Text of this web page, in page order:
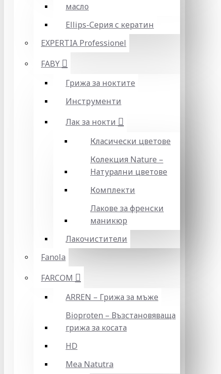
масло
Ellips-Серия с кератин
EXPERTIA Professionel
FABY
Грижа за ноктите
Инструменти
Лак за нокти
Класически цветове
Колекция Nature –
Натурални цветове
Комплекти
Лакове за френски
маникюр
Лакочистители
Fanola
FARCOM
ARREN – Грижа за мъже
Bioproten – Възстановяваща
грижа за косата
HD
Mea Natutra